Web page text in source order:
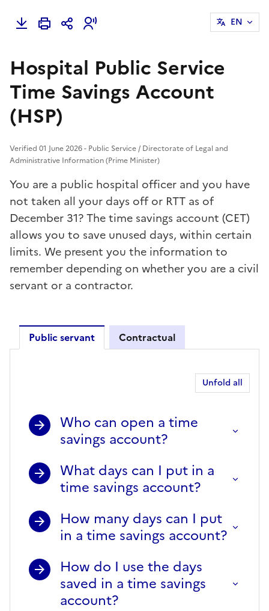
EN
Hospital Public Service
Time Savings Account
(HSP)
Verified 01 June 2026 - Public Service / Directorate of Legal and
Administrative Information (Prime Minister)
You are a public hospital officer and you have
not taken all your days off or RTT as of
December 31? The time savings account (CET)
allows you to save unused days, within certain
limits. We present you the information to
remember depending on whether you are a civil
servant or a contractor.
Public servant Contractual
Unfold all
Who can open a time
savings account?
What days can I put in a
time savings account?
How many days can I put
in a time savings account?
How do I use the days
saved in a time savings
account?